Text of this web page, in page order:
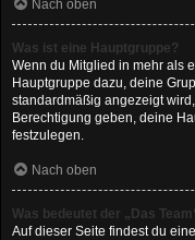
Nach oben
Was ist eine Hauptgruppe?
Wenn du Mitglied in mehr als
Hauptgruppe dazu, deine
standardmäßig angezeigt
Berechtigung geben, deine
festzulegen.
Nach oben
Was bedeutet der „Das
Auf dieser Seite findest du